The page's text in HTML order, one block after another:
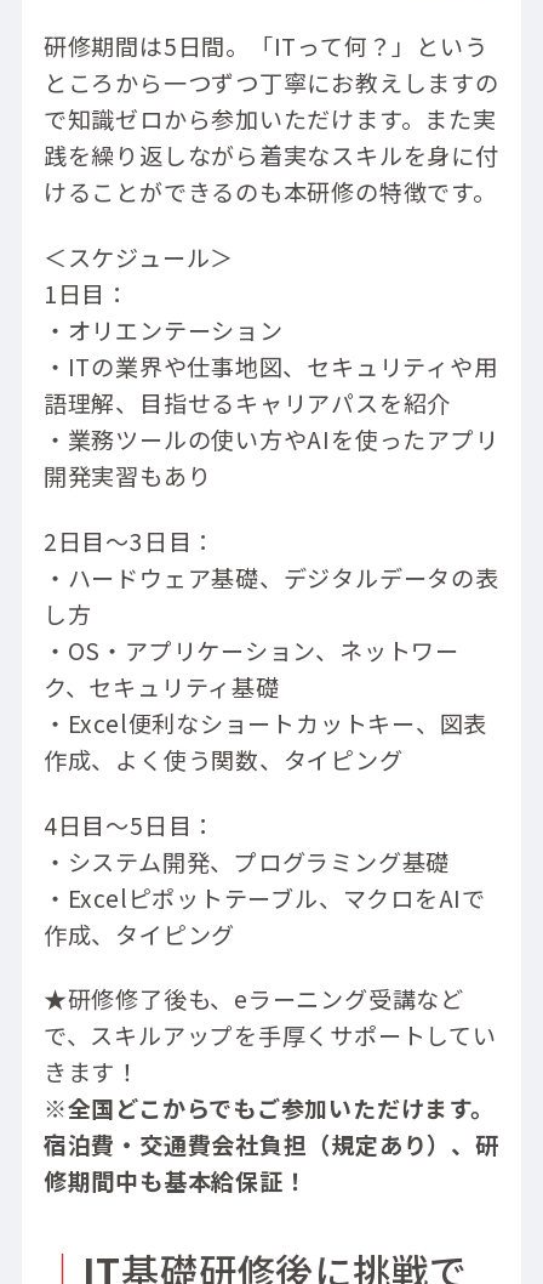
研修期間は5日間。「ITって何？」という
ところから一つずつ丁寧にお教えしますの
で知識ゼロから参加いただけます。また実
践を繰り返しながら着実なスキルを身に付
けることができるのも本研修の特徴です。
＜スケジュール＞
1日目：
・オリエンテーション
・ITの業界や仕事地図、セキュリティや用
語理解、目指せるキャリアパスを紹介
・業務ツールの使い方やAIを使ったアプリ
開発実習もあり
2日目～3日目：
・ハードウェア基礎、デジタルデータの表
し方
・OS・アプリケーション、ネットワー
ク、セキュリティ基礎
・Excel便利なショートカットキー、図表
作成、よく使う関数、タイピング
4日目～5日目：
・システム開発、プログラミング基礎
・Excelピポットテーブル、マクロをAIで
作成、タイピング
★研修修了後も、eラーニング受講など
で、スキルアップを手厚くサポートしてい
きます！
※全国どこからでもご参加いただけます。
宿泊費・交通費会社負担（規定あり）、研
修期間中も基本給保証！
｜ IT基礎研修後に挑戦で